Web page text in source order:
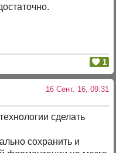
1
16 Сент. 16, 09:31
сделать
сохранить и